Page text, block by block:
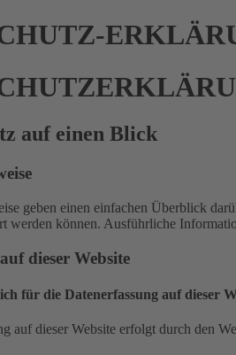
auf einen Blick
geben einen einfachen Überblick
werden können. Ausführliche
dieser Website
für die Datenerfassung auf dieser
auf dieser Website erfolgt durch den